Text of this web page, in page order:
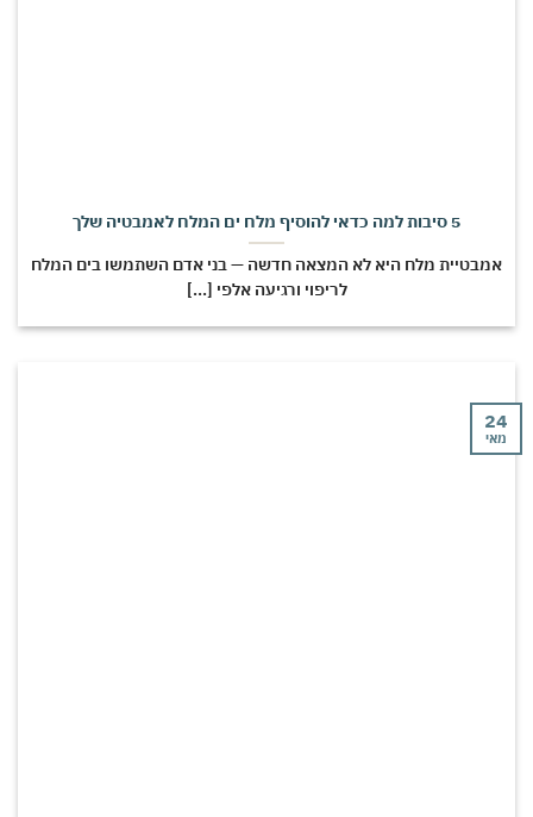
מלח היא לא המצאה חדשה — בני אדם השתמשו בים המלח
לריפוי ורגיעה אלפי [...]